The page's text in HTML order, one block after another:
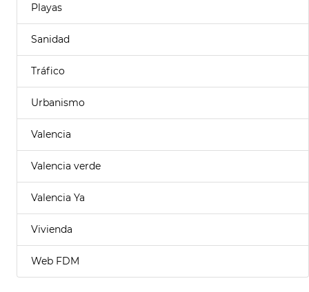
Playas
Sanidad
Tráfico
Urbanismo
Valencia
Valencia verde
Valencia Ya
Vivienda
Web FDM